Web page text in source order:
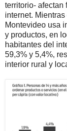
territorio- afectan
internet.
Montevideo usa
y productos, en
habitantes del
59,3% y 5,4%,
interior rural y